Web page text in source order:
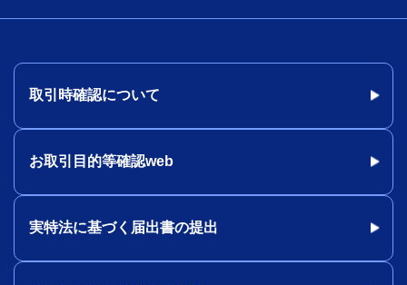
取引時確認について
お取引目的等確認web
実特法に基づく届出書の提出